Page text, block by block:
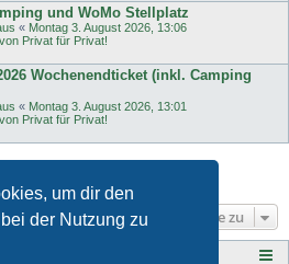
um dir den
der Nutzung zu
und WoMo Stellplatz
« Montag 3. August 2026, 13:06
Privat für Privat!
Wochenendticket (inkl. Camping
« Montag 3. August 2026, 13:01
Privat für Privat!
Gehe zu